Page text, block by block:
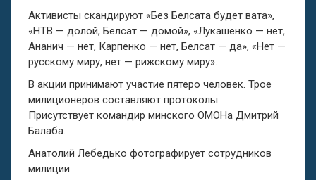
Активисты скандируют «Без Белсата будет вата»,
«НТВ — долой, Белсат — домой», «Лукашенко — нет,
Ананич — нет, Карпенко — нет, Белсат — да», «Нет —
русскому миру, нет — рижскому миру».
В акции принимают участие пятеро человек. Трое
милиционеров составляют протоколы.
Присутствует командир минского ОМОНа Дмитрий
Балаба.
Анатолий Лебедько фотографирует сотрудников
милиции.